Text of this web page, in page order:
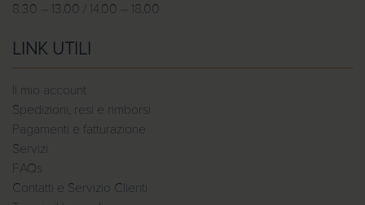
8.30 – 13.00 / 14.00 – 18.00
LINK UTILI
Il mio account
Spedizioni, resi e rimborsi
Pagamenti e fatturazione
Servizi
FAQs
Contatti e Servizio Clienti